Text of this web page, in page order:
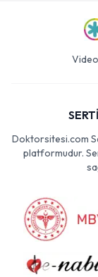
Doktorsitesi.com
platformudur.